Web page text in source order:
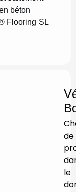
béton
Flooring SL
de
le